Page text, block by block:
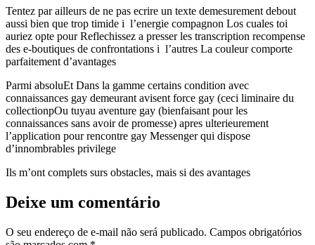
Tentez par ailleurs de ne pas ecrire un texte demesurement debout
aussi bien que trop timide i l’energie compagnon Los cuales toi
auriez opte pour Reflechissez a presser les transcription recompense
des e-boutiques de confrontations i l’autres La couleur comporte
parfaitement d’avantages
Parmi absoluEt Dans la gamme certains condition avec
connaissances gay demeurant avisent force gay (ceci liminaire du
collectionpOu tuyau aventure gay (bienfaisant pour les
connaissances sans avoir de promesse) apres ulterieurement
l’application pour rencontre gay Messenger qui dispose
d’innombrables privilege
Ils m’ont complets surs obstacles, mais si des avantages
Deixe um comentário
O seu endereço de e-mail não será publicado. Campos obrigatórios